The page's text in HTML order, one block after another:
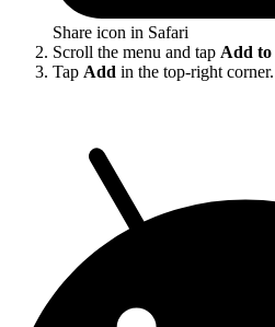
Share icon in Safari
Scroll the menu and tap Add to
Tap Add in the top-right corner.